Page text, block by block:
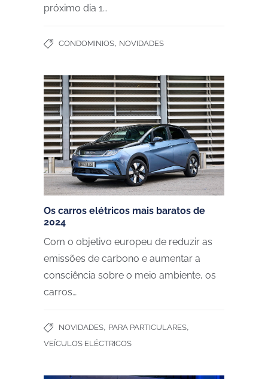
próximo dia 1…
CONDOMINIOS, NOVIDADES
Os carros elétricos mais baratos de
2024
Com o objetivo europeu de reduzir as
emissões de carbono e aumentar a
consciência sobre o meio ambiente, os
carros…
NOVIDADES, PARA PARTICULARES,
VEÍCULOS ELÉCTRICOS